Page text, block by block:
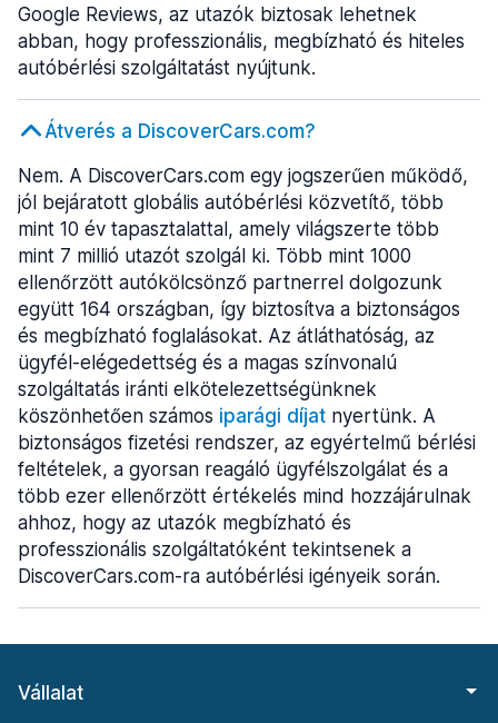
Google Reviews, az utazók biztosak lehetnek
abban, hogy professzionális, megbízható és hiteles
autóbérlési szolgáltatást nyújtunk.
Átverés a DiscoverCars.com?
Nem. A DiscoverCars.com egy jogszerűen működő,
jól bejáratott globális autóbérlési közvetítő, több
mint 10 év tapasztalattal, amely világszerte több
mint 7 millió utazót szolgál ki. Több mint 1000
ellenőrzött autókölcsönző partnerrel dolgozunk
együtt 164 országban, így biztosítva a biztonságos
és megbízható foglalásokat. Az átláthatóság, az
ügyfél-elégedettség és a magas színvonalú
szolgáltatás iránti elkötelezettségünknek
köszönhetően számos iparági díjat nyertünk. A
biztonságos fizetési rendszer, az egyértelmű bérlési
feltételek, a gyorsan reagáló ügyfélszolgálat és a
több ezer ellenőrzött értékelés mind hozzájárulnak
ahhoz, hogy az utazók megbízható és
professzionális szolgáltatóként tekintsenek a
DiscoverCars.com-ra autóbérlési igényeik során.
Vállalat